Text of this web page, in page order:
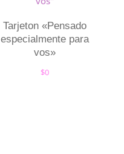
Tarjeton «Pensado
especialmente para
vos»
$0